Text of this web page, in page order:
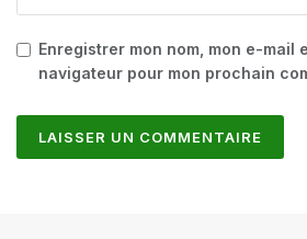
Enregistrer mon nom, mon e-mail
navigateur pour mon prochain